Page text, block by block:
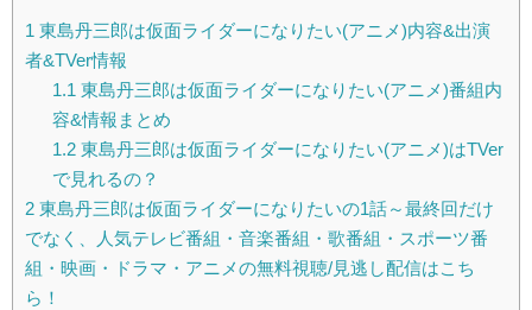
1 東島丹三郎は仮面ライダーになりたい(アニメ)内容&出演
者&TVer情報
1.1 東島丹三郎は仮面ライダーになりたい(アニメ)番組内
容&情報まとめ
1.2東島丹三郎は仮面ライダーになりたい(アニメ)はTVer
で見れるの？
2 東島丹三郎は仮面ライダーになりたいの1話～最終回だけ
でなく、人気テレビ番組・音楽番組・歌番組・スポーツ番
組・映画・ドラマ・アニメの無料視聴/見逃し配信はこち
ら！